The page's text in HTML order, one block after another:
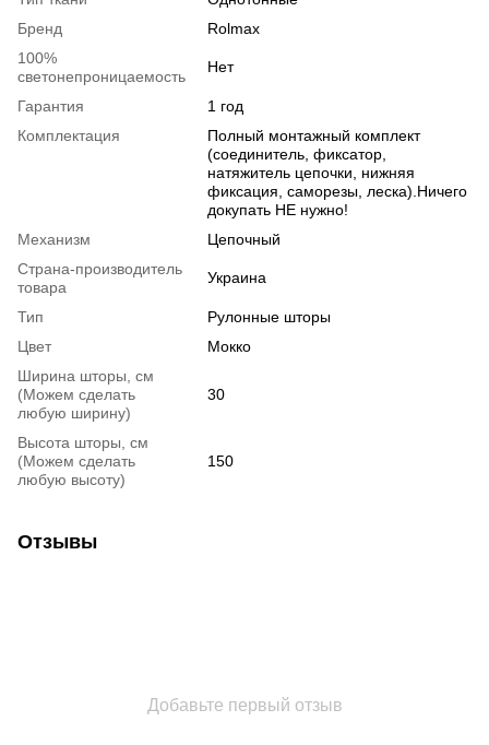
Бренд
Rolmax
100%
светонепроницаемость
Нет
Гарантия
1 год
Комплектация
Полный монтажный комплект
(соединитель, фиксатор,
натяжитель цепочки, нижняя
фиксация, саморезы, леска).Ничего
докупать НЕ нужно!
Механизм
Цепочный
Страна-производитель
товара
Украина
Тип
Рулонные шторы
Цвет
Мокко
Ширина шторы, см
(Можем сделать
любую ширину)
30
Высота шторы, см
(Можем сделать
любую высоту)
150
Отзывы
Добавьте первый отзыв